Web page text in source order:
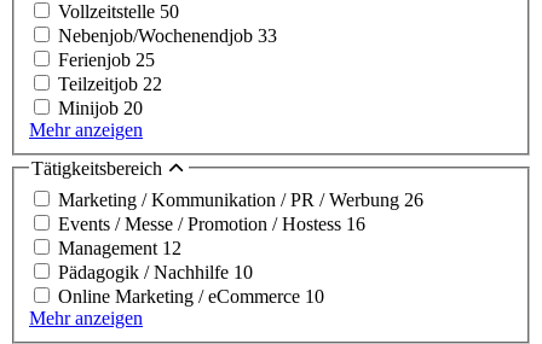
Vollzeitstelle 50
Nebenjob/Wochenendjob 33
Ferienjob 25
Teilzeitjob 22
Minijob 20
Mehr anzeigen
Tätigkeitsbereich
Marketing / Kommunikation / PR / Werbung 26
Events / Messe / Promotion / Hostess 16
Management 12
Pädagogik / Nachhilfe 10
Online Marketing / eCommerce 10
Mehr anzeigen